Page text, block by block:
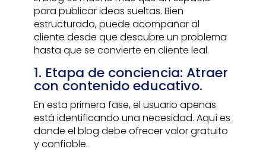
para publicar ideas sueltas. Bien
estructurado, puede acompañar al
cliente desde que descubre un problema
hasta que se convierte en cliente leal.
1. Etapa de conciencia: Atraer
con contenido educativo.
En esta primera fase, el usuario apenas
está identificando una necesidad. Aquí es
donde el blog debe ofrecer valor gratuito
y confiable.